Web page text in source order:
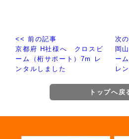
<< 前の記事
京都府 H社様へ クロスビ
ーム（桁サポート）7m レ
ンタルしました
次
岡
ー
レ
トップへ戻